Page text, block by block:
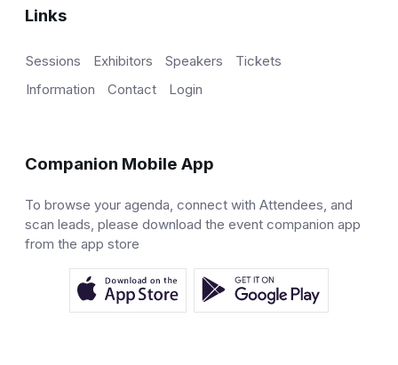
Links
Sessions Exhibitors Speakers
Tickets
Information
Contact Login
Companion Mobile App
To browse your agenda, connect with Attendees, and
scan leads, please download the event companion app
from the app store